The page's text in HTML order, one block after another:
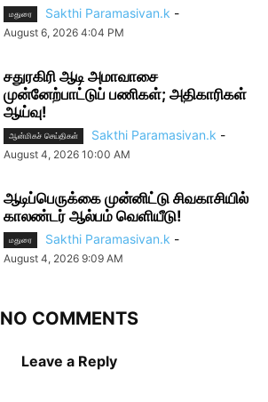
மதுரை Sakthi Paramasivan.k -
August 6, 2026 4:04 PM
சதுரகிரி ஆடி அமாவாசை
முன்னேற்பாட்டுப் பணிகள்; அதிகாரிகள்
ஆய்வு!
ஆன்மிகச் செய்திகள் Sakthi Paramasivan.k -
August 4, 2026 10:00 AM
ஆடிப்பெருக்கை முன்னிட்டு சிவகாசியில்
காலண்டர் ஆல்பம் வெளியீடு!
மதுரை Sakthi Paramasivan.k -
August 4, 2026 9:09 AM
NO COMMENTS
Leave a Reply